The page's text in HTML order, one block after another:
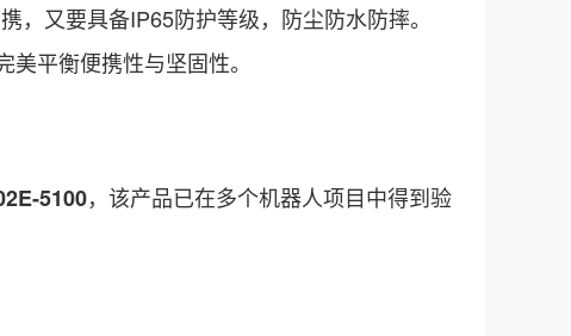
，又要具备IP65防护等级，防尘防水防摔。
平衡便携性与坚固性。
5100，该产品已在多个机器人项目中得到验